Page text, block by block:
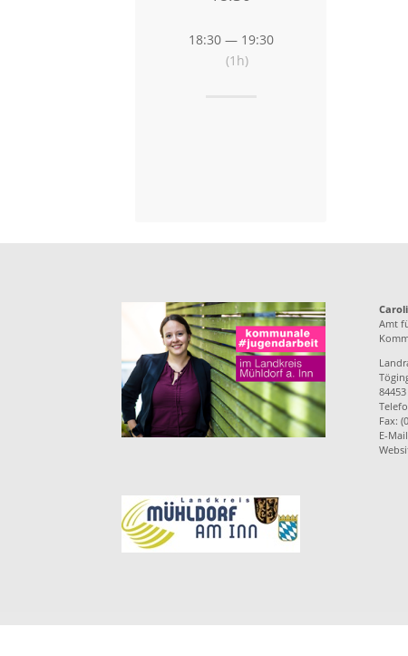
18:30 — 19:30
(1h)
Amt
Fax:
E-